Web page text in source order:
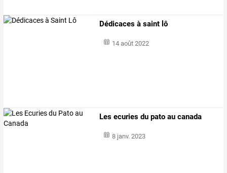
Dédicaces à saint lô
14 août 2022
Les ecuries du pato au canada
8 janv. 2023